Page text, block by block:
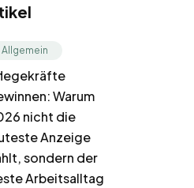
Allgemein
Warum
nicht die
Anzeige
sondern der
Arbeitsalltag